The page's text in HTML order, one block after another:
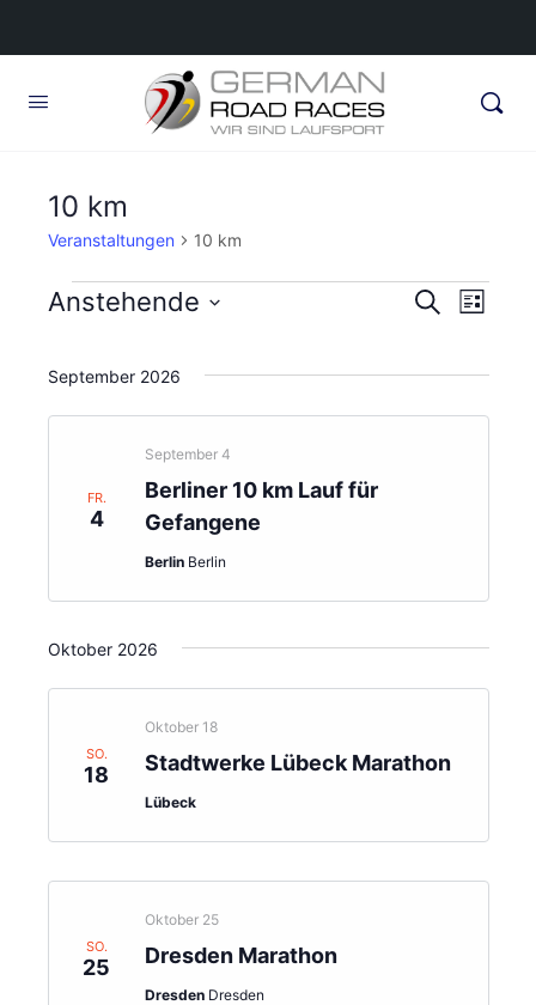
10 km
Veranstaltungen 10 km
Veranstaltungen
und
SucheListe
Anstehende
wählen.
September 2026
FR.
4
Berliner 10 km Lauf für
Gefangene
September 4
Berlin Berlin
Oktober 2026
SO.
18 Stadtwerke Lübeck Marathon
Oktober 18
Lübeck
SO.
25 Dresden Marathon
Oktober 25
Dresden Dresden